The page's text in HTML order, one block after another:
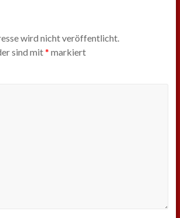
wird nicht veröffentlicht.
sind mit* markiert